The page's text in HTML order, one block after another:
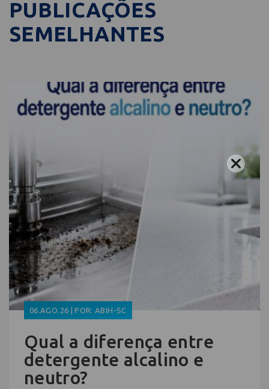
PUBLICAÇÕES
SEMELHANTES
06.AGO.26 | POR: ABIH-SC
Qual a diferença entre
detergente alcalino e
neutro?